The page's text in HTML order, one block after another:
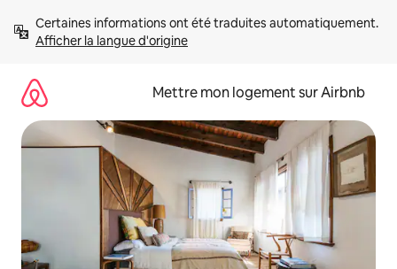
directement
Afficher la langue d'origine
Mettre mon logement sur Airbnb